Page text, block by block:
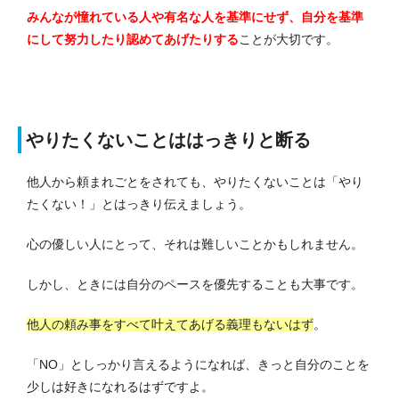
みんなが憧れている人や有名な人を基準にせず、自分を基準
にして努力したり認めてあげたりすることが大切です。
やりたくないことははっきりと断る
他人から頼まれごとをされても、やりたくないことは「やり
たくない！」とはっきり伝えましょう。
心の優しい人にとって、それは難しいことかもしれません。
しかし、ときには自分のペースを優先することも大事です。
他人の頼み事をすべて叶えてあげる義理もないはず。
「NO」としっかり言えるようになれば、きっと自分のことを
少しは好きになれるはずですよ。